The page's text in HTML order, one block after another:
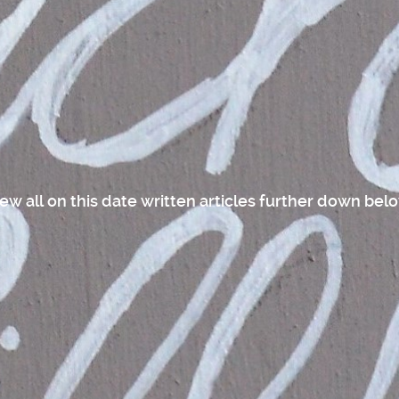
all on this date written articles further down